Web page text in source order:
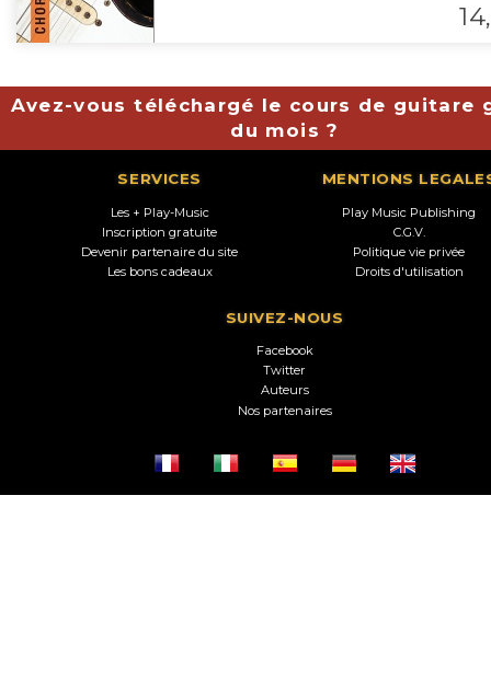
14,
Avez-vous téléchargé le cours de guitare
du mois ?
SERVICES
Les + Play-Music
Inscription gratuite
Devenir partenaire du site
Les bons cadeaux
MENTIONS
Play Music Publishing
C.G.V.
Politique vie privée
Droits d'utilisation
SUIVEZ-NOUS
Facebook
Twitter
Auteurs
Nos partenaires